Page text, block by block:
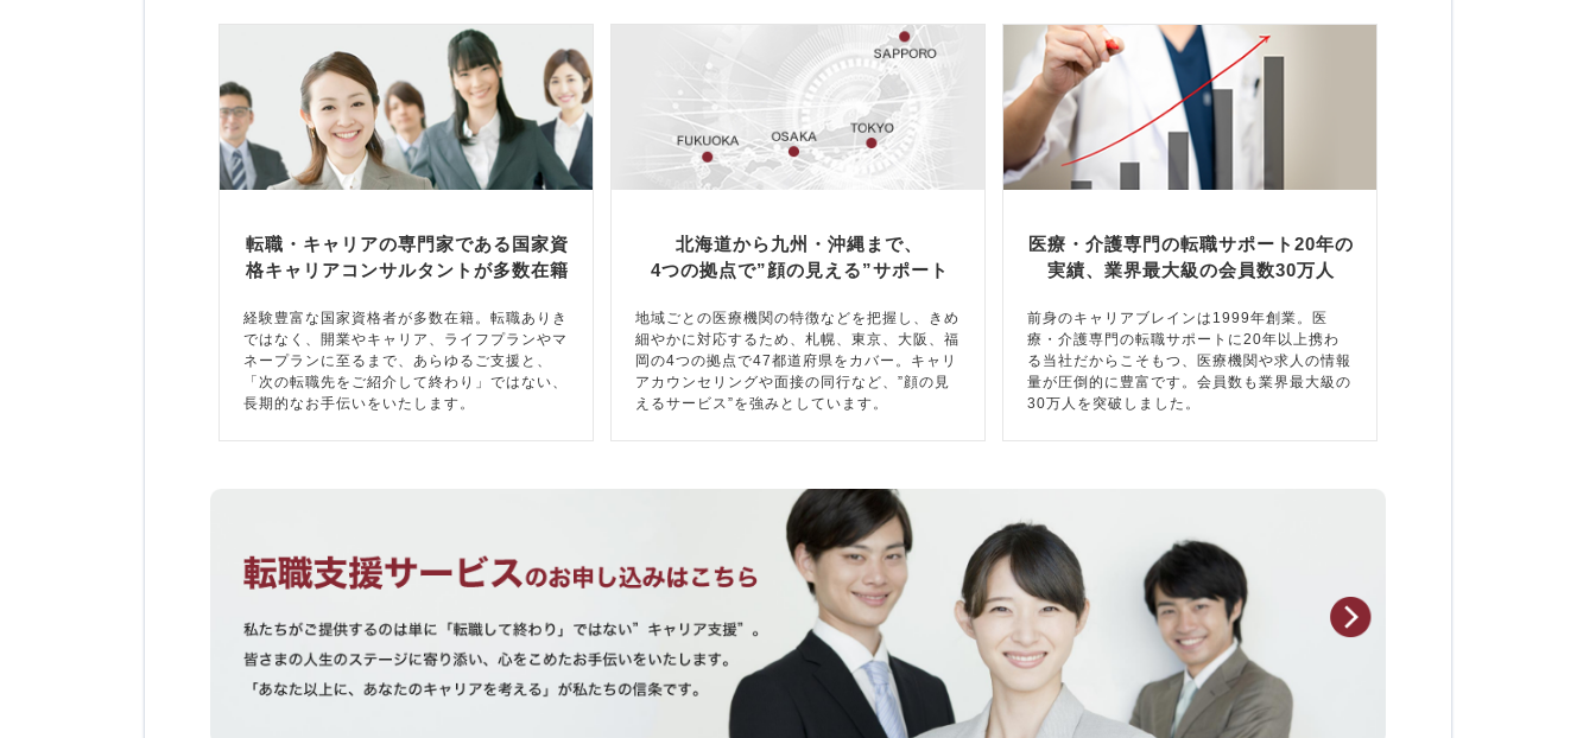
転職・キャリアの専門家である国家資
格キャリアコンサルタントが多数在籍
経験豊富な国家資格者が多数在籍。転職ありき
ではなく、開業やキャリア、ライフプランやマ
ネープランに至るまで、あらゆるご支援と、
「次の転職先をご紹介して終わり」ではない、
長期的なお手伝いをいたします。
北海道から九州・沖縄まで、
4つの拠点で”顔の見える”サポート
地域ごとの医療機関の特徴などを把握し、きめ
細やかに対応するため、札幌、東京、大阪、福
岡の4つの拠点で47都道府県をカバー。キャリ
アカウンセリングや面接の同行など、”顔の見
えるサービス”を強みとしています。
医療・介護専門の転職サポート20年の
実績、業界最大級の会員数30万人
前身のキャリアブレインは1999年創業。医
療・介護専門の転職サポートに20年以上携わ
る当社だからこそもつ、医療機関や求人の情報
量が圧倒的に豊富です。会員数も業界最大級の
30万人を突破しました。